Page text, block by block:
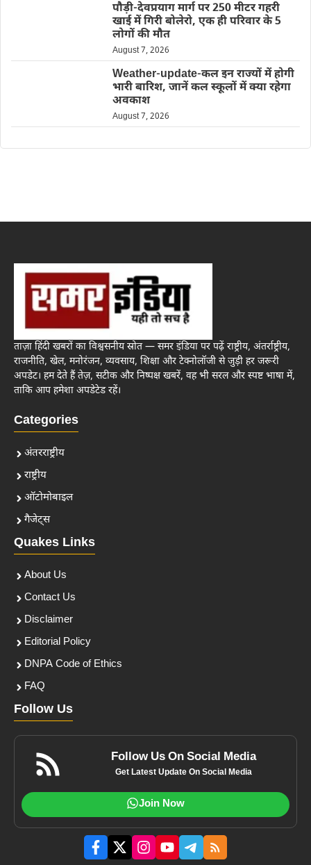
पौड़ी-देवप्रयाग मार्ग पर 250 मीटर गहरी
खाई में गिरी बोलेरो, एक ही परिवार के 5
लोगों की मौत
August 7, 2026
Weather-update-कल इन राज्यों में होगी
भारी बारिश, जानें कल स्कूलों में क्या रहेगा
अवकाश
August 7, 2026
ताज़ा हिंदी खबरों का विश्वसनीय स्रोत — समर इंडिया पर पढ़ें राष्ट्रीय, अंतर्राष्ट्रीय,
राजनीति, खेल, मनोरंजन, व्यवसाय, शिक्षा और टेक्नोलॉजी से जुड़ी हर जरूरी
अपडेट। हम देते हैं तेज़, सटीक और निष्पक्ष खबरें, वह भी सरल और स्पष्ट भाषा में,
ताकि आप हमेशा अपडेटेड रहें।
Categories
अंतरराष्ट्रीय
राष्ट्रीय
ऑटोमोबाइल
गैजेट्स
Quakes Links
About Us
Contact Us
Disclaimer
Editorial Policy
DNPA Code of Ethics
FAQ
Follow Us
Follow Us On Social Media
Get Latest Update On Social Media
Join Now